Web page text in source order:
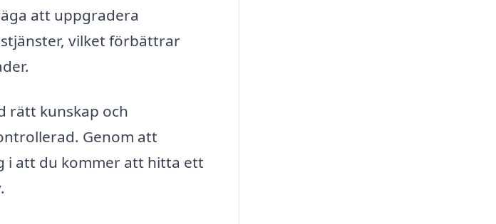
att uppgradera
vilket förbättrar
rätt kunskap och
Genom att
i att du kommer att hitta ett